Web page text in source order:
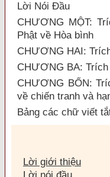
Lời Nói Đầu
CHƯƠNG MỘT:
Phật về Hòa bình
CHƯƠNG HAI:
CHƯƠNG BA:
CHƯƠNG BỐN:
về chiến tranh và
Bảng các chữ viết
Lời giới thiệu